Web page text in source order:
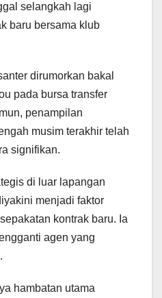
selangkah lagi
baru bersama klub
dirumorkan bakal
pada bursa transfer
penampilan
musim terakhir telah
signifikan.
di luar lapangan
menjadi faktor
kontrak baru. Ia
agen yang
hambatan utama